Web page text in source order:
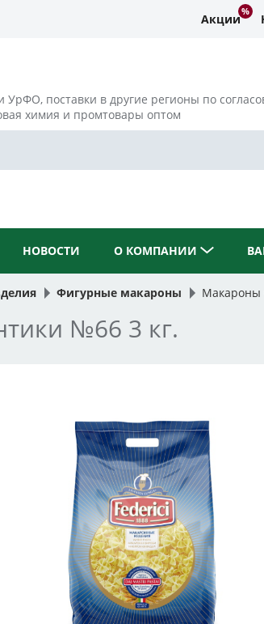
Акции
УрФО, поставки в другие регионы по
химия и промтовары оптом
НОВОСТИ О КОМПАНИИ
Фигурные макароны Макароны
№66 3 кг.